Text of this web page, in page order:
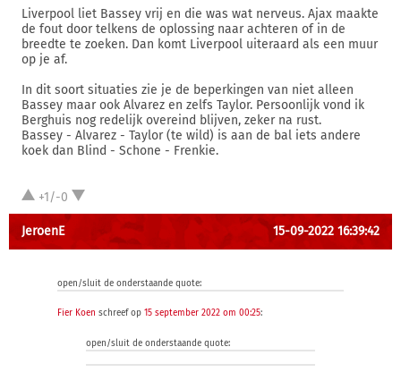
Liverpool liet Bassey vrij en die was wat nerveus. Ajax maakte
de fout door telkens de oplossing naar achteren of in de
breedte te zoeken. Dan komt Liverpool uiteraard als een muur
op je af.
In dit soort situaties zie je de beperkingen van niet alleen
Bassey maar ook Alvarez en zelfs Taylor. Persoonlijk vond ik
Berghuis nog redelijk overeind blijven, zeker na rust.
Bassey - Alvarez - Taylor (te wild) is aan de bal iets andere
koek dan Blind - Schone - Frenkie.
+1/-0
JeroenE 15-09-2022 16:39:42
open/sluit de onderstaande quote:
Fier Koen schreef op 15 september 2022 om 00:25:
open/sluit de onderstaande quote: